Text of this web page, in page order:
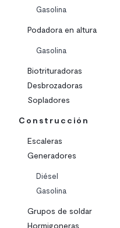
Gasolina
Podadora en altura
Gasolina
Biotrituradoras
Desbrozadoras
Sopladores
Construcción
Escaleras
Generadores
Diésel
Gasolina
Grupos de soldar
Hormigoneras